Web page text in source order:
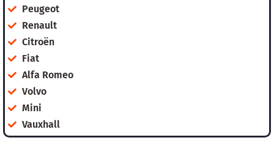
Peugeot
Renault
Citroën
Fiat
Alfa Romeo
Volvo
Mini
Vauxhall